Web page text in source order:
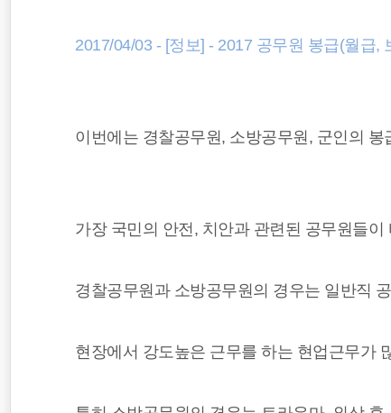
2017/04/03 - [정보] - 2017 공무원 봉급(월급
이번에는 경찰공무원, 소방공무원, 군인의
가장 국민의 안전, 치안과 관련된 공무원들
경찰공무원과 소방공무원의 경우는 일반직
현장에서 강도높은 근무를 하는 현업근무가